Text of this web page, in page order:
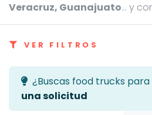
Veracruz, Guanajuato… y
VER FILTROS
¿Buscas food trucks
una solicitud